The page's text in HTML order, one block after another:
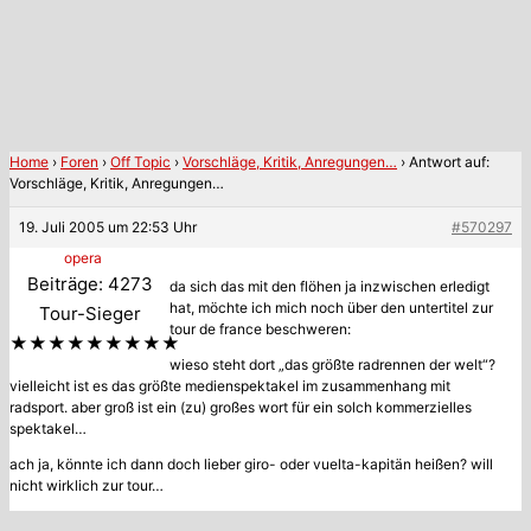
Home › Foren › Off Topic › Vorschläge, Kritik, Anregungen… › Antwort auf:
Vorschläge, Kritik, Anregungen…
19. Juli 2005 um 22:53 Uhr
#570297
opera
Beiträge: 4273
Tour-Sieger
★★★★★★★★★
da sich das mit den flöhen ja inzwischen erledigt
hat, möchte ich mich noch über den untertitel zur
tour de france beschweren:
wieso steht dort „das größte radrennen der welt“?
vielleicht ist es das größte medienspektakel im zusammenhang mit
radsport. aber groß ist ein (zu) großes wort für ein solch kommerzielles
spektakel…
ach ja, könnte ich dann doch lieber giro- oder vuelta-kapitän heißen? will
nicht wirklich zur tour…